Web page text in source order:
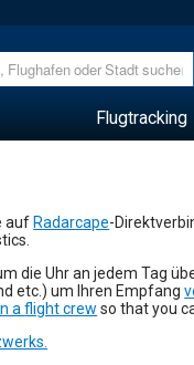
Flugtracking
auf Radarcape-
die Uhr an jedem Tag
etc.) um Ihren Empfang
aflight crew so that you